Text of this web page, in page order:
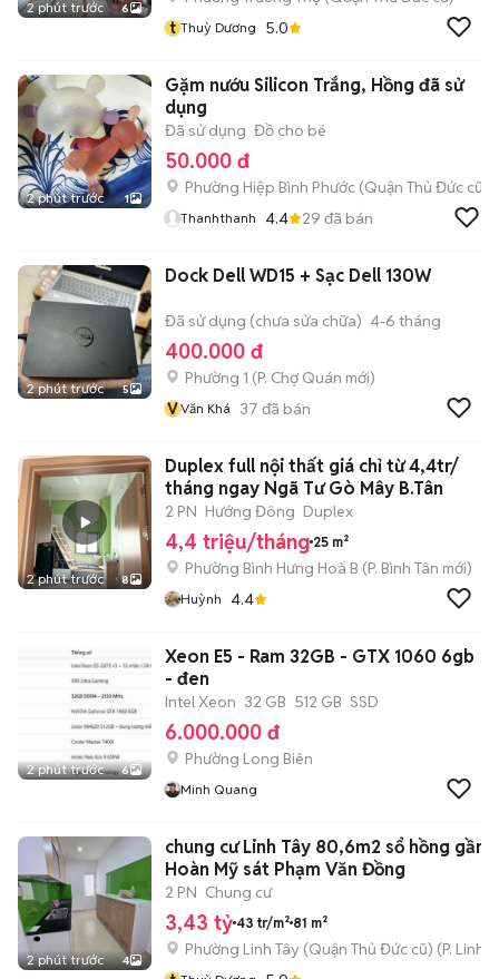
2 phút trước 6
t Thuỳ Dương 5.0
2 phút trước 1
Gặm nướu Silicon Trắng, Hồng đã sử
dụng
Đã sử dụng Đồ cho bé
50.000 đ
Phường Hiệp Bình Phước (Quận Thủ Đức cũ)
Thanhthanh 4.4 29 đã bán
2 phút trước 5
Dock Dell WD15 + Sạc Dell 130W
Đã sử dụng (chưa sửa chữa) 4-6 tháng
400.000 đ
Phường 1 (P. Chợ Quán mới)
VVăn Khá 37 đã bán
2 phút trước 8
Duplex full nội thất giá chỉ từ 4,4tr/
tháng ngay Ngã Tư Gò Mây B.Tân
2 PN Hướng Đông Duplex
4,4 triệu/tháng 25 m²
Phường Bình Hưng Hoà B (P. Bình Tân mới)
Huỳnh 4.4
2 phút trước 6
Xeon E5 - Ram 32GB - GTX 1060 6gb
- đen
Intel Xeon 32 GB 512 GB SSD
6.000.000 đ
Phường Long Biên
Minh Quang
2 phút trước 4
chung cư Linh Tây 80,6m2 sổ hồng gần
Hoàn Mỹ sát Phạm Văn Đồng
2 PN Chung cư
3,43 tỷ 43 tr/m² 81 m²
Phường Linh Tây (Quận Thủ Đức cũ) (P. Linh